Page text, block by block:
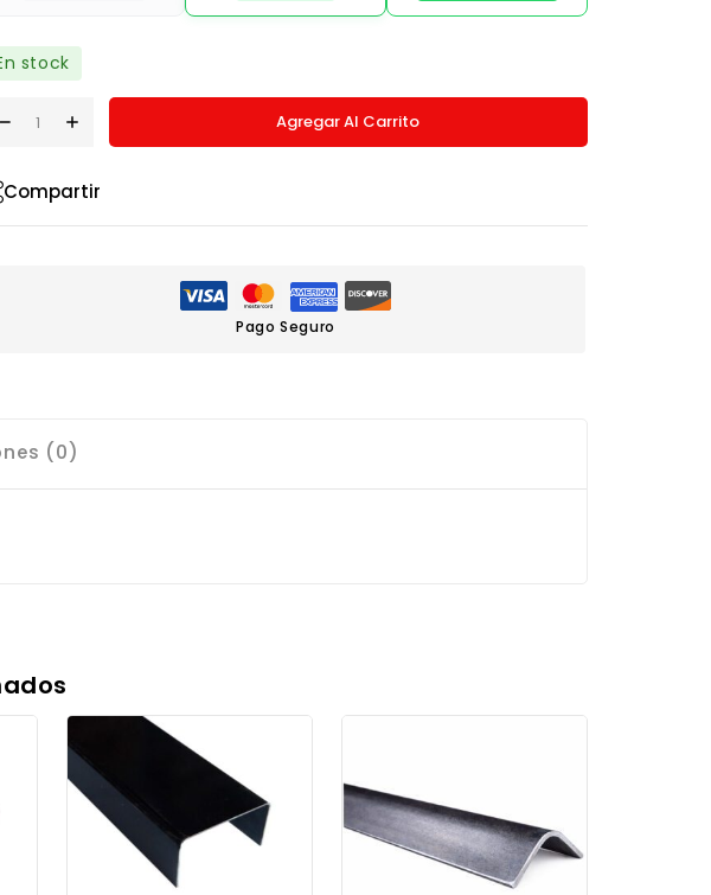
stock
Agregar Al Carrito
Compartir
Pago Seguro
(0)